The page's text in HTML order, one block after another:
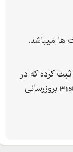
میباشد.
ثبت کرده که در
بروزرسانی